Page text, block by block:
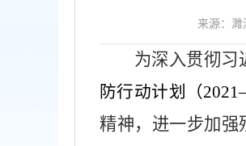
来源：濉
为深入贯彻习
防行动计划（
精神，进一步加强